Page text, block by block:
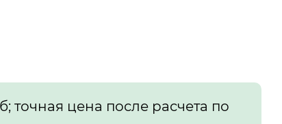
точная цена после расчета по